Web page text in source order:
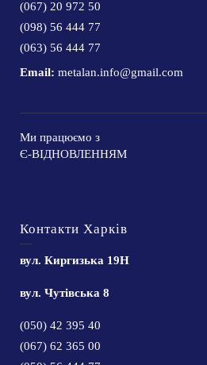
(067) 20 972 50
(098) 56 444 77
(063) 56 444 77
Email: metalan.info@gmail.com
Ми працюємо з
Є-ВІДНОВЛЕННЯМ
Контакти Харків
вул. Киргизька 19Н
вул. Чутівська 8
(050) 42 395 40
(067) 62 365 00